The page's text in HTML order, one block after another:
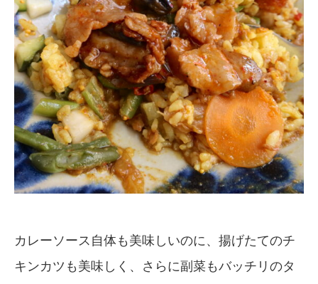
カレーソース自体も美味しいのに、揚げたてのチ
キンカツも美味しく、さらに副菜もバッチリのタ